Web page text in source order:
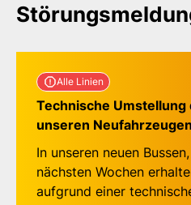
Alle Linien
Technische Umstellung
unseren Neufahrzeugen
In unseren neuen
nächsten Wochen
aufgrund einer